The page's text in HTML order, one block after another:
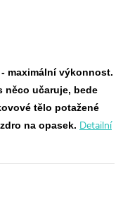
maximální výkonnost.
něco učaruje, bede
tělo potažené
na opasek. Detailní